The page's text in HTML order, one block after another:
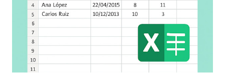
afectivos dentro de la comunidad escolar Sensibilizar sobre el
maltrato, acoso escolar y abuso infantil Desarrollar habilidades
como la empatía, la comunicación y el autocuidado Aplicar ...